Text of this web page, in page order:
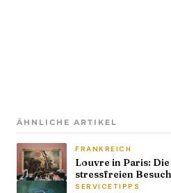
ÄHNLICHE ARTIKEL
FRANKREICH
Louvre in Paris:
stressfreien Besuch
SERVICETIPPS